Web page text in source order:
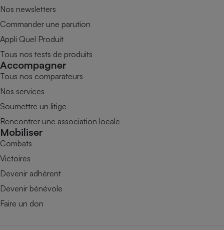
Nos newsletters
Commander une parution
Appli Quel Produit
Tous nos tests de produits
Accompagner
Tous nos comparateurs
Nos services
Soumettre un litige
Rencontrer une association locale
Mobiliser
Combats
Victoires
Devenir adhérent
Devenir bénévole
Faire un don